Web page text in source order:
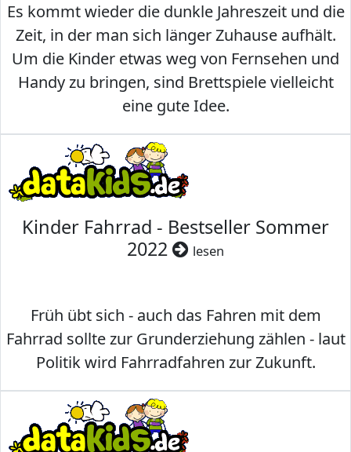
Es kommt wieder die dunkle Jahreszeit und die
Zeit, in der man sich länger Zuhause aufhält.
Um die Kinder etwas weg von Fernsehen und
Handy zu bringen, sind Brettspiele vielleicht
eine gute Idee.
Kinder Fahrrad - Bestseller Sommer
2022
lesen
Früh übt sich - auch das Fahren mit dem
Fahrrad sollte zur Grunderziehung zählen - laut
Politik wird Fahrradfahren zur Zukunft.